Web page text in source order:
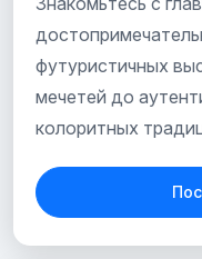
футуристичных
мечетей до
колоритных